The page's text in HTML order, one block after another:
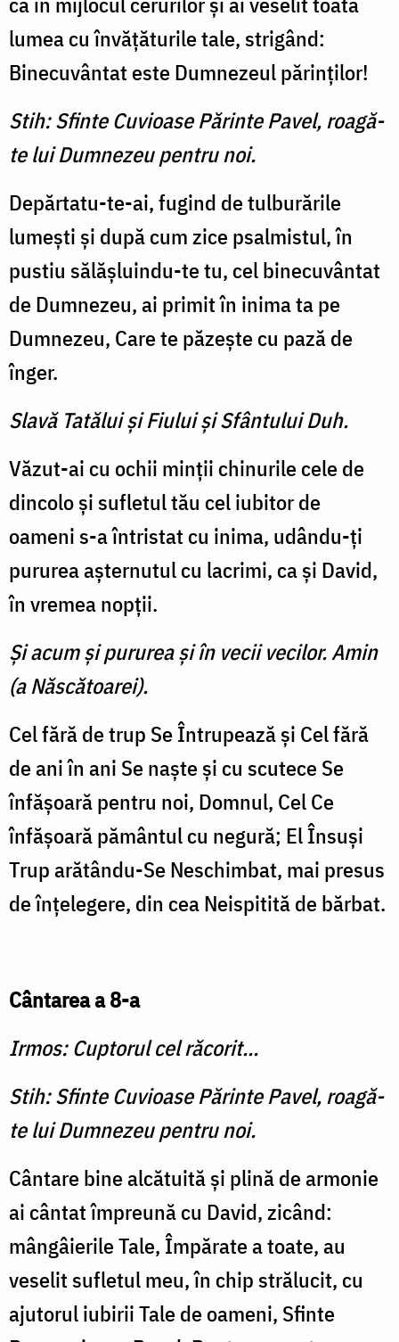
lumea cu învăţăturile tale, strigând:
Binecuvântat este Dumnezeul părinţilor!
Stih: Sfinte Cuvioase Părinte Pavel, roagă-
te lui Dumnezeu pentru noi.
Depărtatu-te-ai, fugind de tulburările
lumeşti şi după cum zice psalmistul, în
pustiu sălăşluindu-te tu, cel binecu­vântat
de Dumnezeu, ai primit în inima ta pe
Dumnezeu, Care te păzeşte cu pază de
înger.
Slavă Tatălui şi Fiului şi Sfântului Duh.
Văzut-ai cu ochii minţii chi­nurile cele de
dincolo şi sufletul tău cel iubitor de
oameni s-a în­tristat cu inima, udându-ţi
pu­rurea aşternutul cu lacrimi, ca şi David,
în vremea nopţii.
Şi acum şi pururea şi în vecii vecilor. Amin
(a Născătoarei).
Cel fără de trup Se Întrupează şi Cel fără
de ani în ani Se naşte şi cu scutece Se
înfăşoară pentru noi, Domnul, Cel Ce
înfăşoară pământul cu negură; El Însuşi
Trup arătându-Se Neschimbat, mai presus
de înţelegere, din cea Neispitită de bărbat.
Cântarea a 8-a
Irmos: Cuptorul cel răcorit...
Stih: Sfinte Cuvioase Părinte Pavel, roagă-
te lui Dumnezeu pentru noi.
Cântare bine alcătuită şi plină de armonie
ai cân­tat împreună cu David, zicând:
mângâierile Tale, Împărate a toate, au
veselit sufletul meu, în chip strălucit, cu
ajutorul iu­birii Tale de oameni, Sfinte